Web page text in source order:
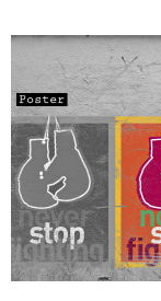
Inhalt
springen